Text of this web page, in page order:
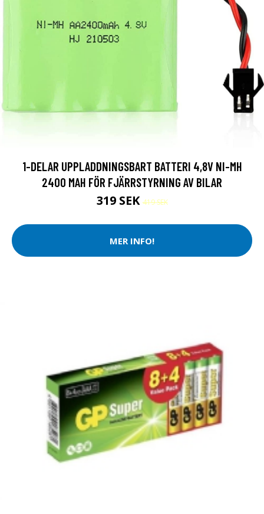
1-DELAR UPPLADDNINGSBART BATTERI 4,8V NI-MH
2400 MAH FÖR FJÄRRSTYRNING AV BILAR
319 SEK419 SEK
MER INFO!